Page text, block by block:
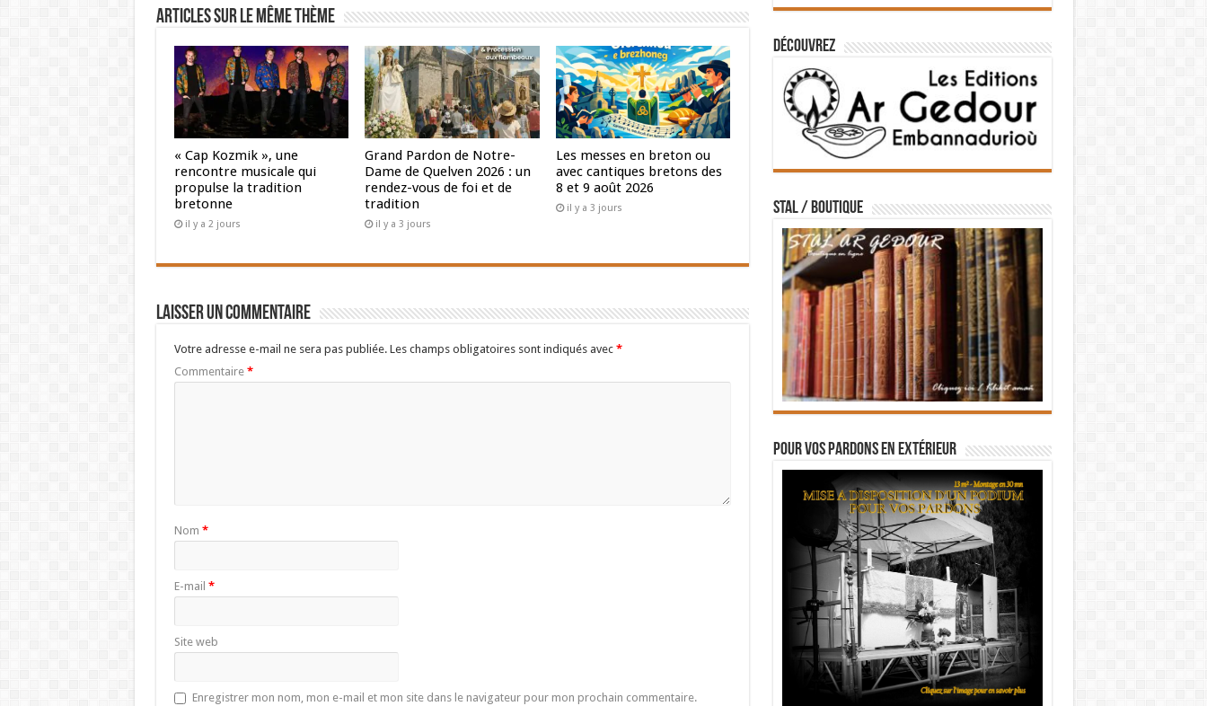
Articles sur le même thème
« Cap Kozmik », une
rencontre musicale qui
propulse la tradition
bretonne
il y a 2 jours
Grand Pardon de Notre-
Dame de Quelven 2026 : un
rendez-vous de foi et de
tradition
il y a 3 jours
Les messes en breton ou
avec cantiques bretons des
8 et 9 août 2026
il y a 3 jours
Laisser un commentaire
Votre adresse e-mail ne sera pas publiée. Les champs obligatoires sont indiqués avec *
Commentaire *
Nom *
E-mail *
Site web
Enregistrer mon nom, mon e-mail et mon site dans le navigateur pour mon prochain commentaire.
Découvrez
STAL / BOUTIQUE
Pour vos pardons en extérieur